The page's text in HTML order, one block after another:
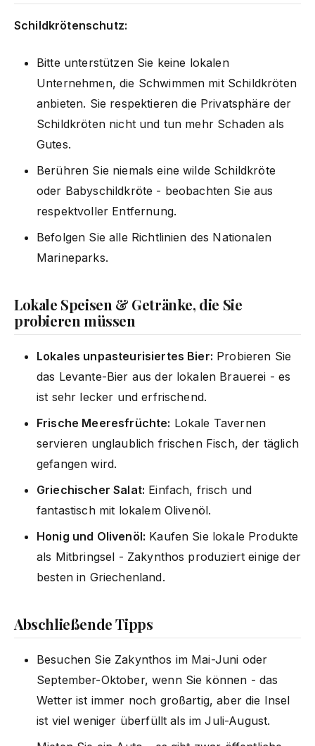
Schildkrötenschutz:
Bitte unterstützen Sie keine lokalen
Unternehmen, die Schwimmen mit Schildkröten
anbieten. Sie respektieren die Privatsphäre der
Schildkröten nicht und tun mehr Schaden als
Gutes.
Berühren Sie niemals eine wilde Schildkröte
oder Babyschildkröte - beobachten Sie aus
respektvoller Entfernung.
Befolgen Sie alle Richtlinien des Nationalen
Marineparks.
Lokale Speisen & Getränke, die Sie
probieren müssen
Lokales unpasteurisiertes Bier: Probieren Sie
das Levante-Bier aus der lokalen Brauerei - es
ist sehr lecker und erfrischend.
Frische Meeresfrüchte: Lokale Tavernen
servieren unglaublich frischen Fisch, der täglich
gefangen wird.
Griechischer Salat: Einfach, frisch und
fantastisch mit lokalem Olivenöl.
Honig und Olivenöl: Kaufen Sie lokale Produkte
als Mitbringsel - Zakynthos produziert einige der
besten in Griechenland.
Abschließende Tipps
Besuchen Sie Zakynthos im Mai-Juni oder
September-Oktober, wenn Sie können - das
Wetter ist immer noch großartig, aber die Insel
ist viel weniger überfüllt als im Juli-August.